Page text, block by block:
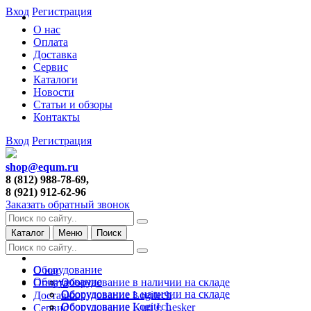
О нас
Оплата
Доставка
Сервис
Каталоги
Новости
Статьи и обзоры
Контакты
Вход Регистрация
Вход Регистрация
shop@equm.ru
8 (812) 988-78-69,
8 (921) 912-62-96
Заказать обратный звонок
Каталог Меню Поиск
О нас
Оплата
Доставка
Сервис
Оборудование
Оборудование в наличии на складе
Оборудование Logitech
Оборудование Kurt J. Lesker
Оборудование
Оборудование в наличии на складе
Оборудование Logitech